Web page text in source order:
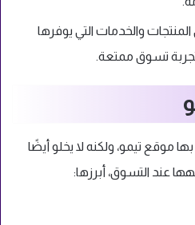
والخدمات التي يوفرها
تسوق ممتعة.
بها موقع تيمو، ولكنه لا يخلو أيضًا
عند التسوق، أبرزها: